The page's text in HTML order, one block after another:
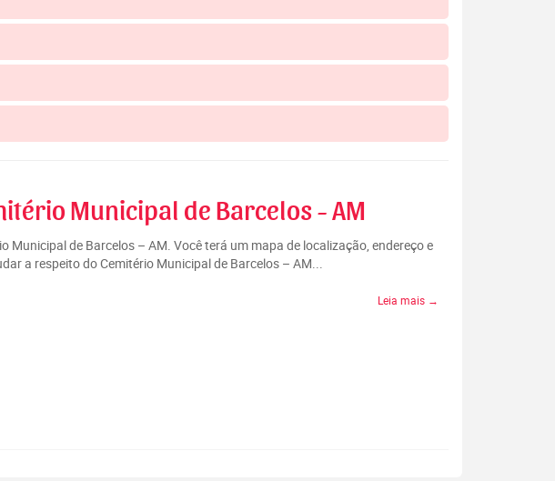
Municipal de Barcelos - AM
Municipal de Barcelos – AM. Você terá um mapa de localização, endereço e
a respeito do Cemitério Municipal de Barcelos – AM...
Leia mais →